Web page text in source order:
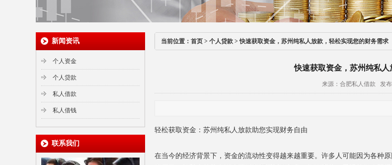
新闻资讯
个人资金
个人贷款
私人借款
私人借钱
联系我们
当前位置： 首页 > 个人贷款 >快速获取资金，苏州纯私人放款，轻松实现您的财务需求
快速获取资金，苏州纯私
来源：合肥私人借款 发布
轻松获取资金：苏州纯私人放款助您实现财务自由
在当今的经济背景下，资金的流动性变得越来越重要。许多人可能因为各种